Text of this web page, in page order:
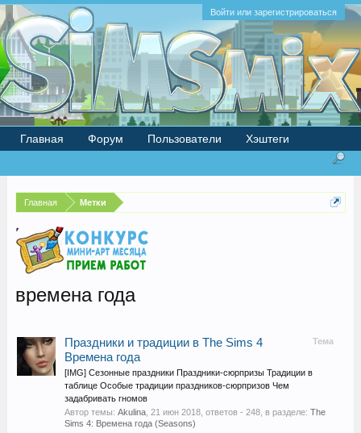
Войти или зарегистрироваться
Главная Метки
времена года
Тема
Праздники и традиции в The Sims 4
Времена года
[IMG] Сезонные праздники Праздники-сюрпризы Традиции в
таблице Особые традиции праздников-сюрпризов Чем
задабривать гномов
Автор темы: Akulina, 21 июн 2018, ответов - 248, в разделе: The
Sims 4: Времена года (Seasons)
Главная Форум Пользователи Хэштеги